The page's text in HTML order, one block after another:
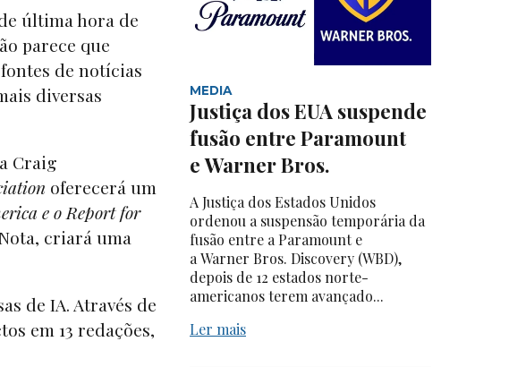
última hora de
parece que
de notícias
diversas
Craig
oferecerá um
e o Report for
criará uma
de IA. Através de
em 13 redações,
MEDIA
Justiça dos EUA suspende
fusão entre Paramount
e Warner Bros.
A Justiça dos Estados Unidos
ordenou a suspensão temporária da
fusão entre a Paramount e
a Warner Bros. Discovery (WBD),
depois de 12 estados norte-
americanos terem avançado...
Ler mais